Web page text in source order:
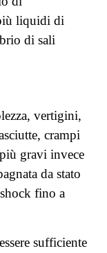
liquidi di
di sali
vertigini,
crampi
gravi invece
da stato
fino a
sufficiente